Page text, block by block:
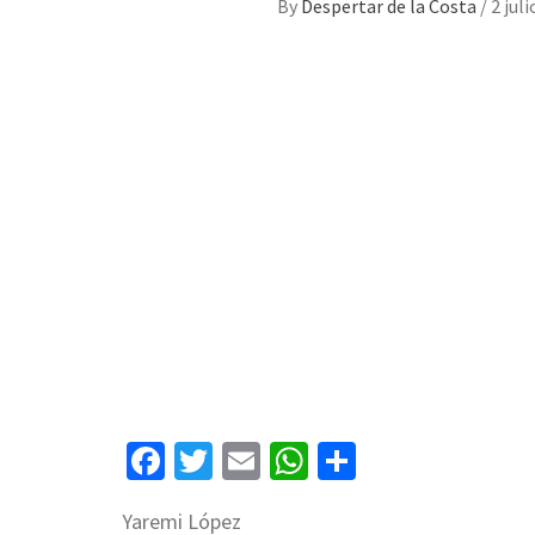
By Despertar de la Costa / 2
Facebook
Twitter
EmailWhatsApp
Yaremi López